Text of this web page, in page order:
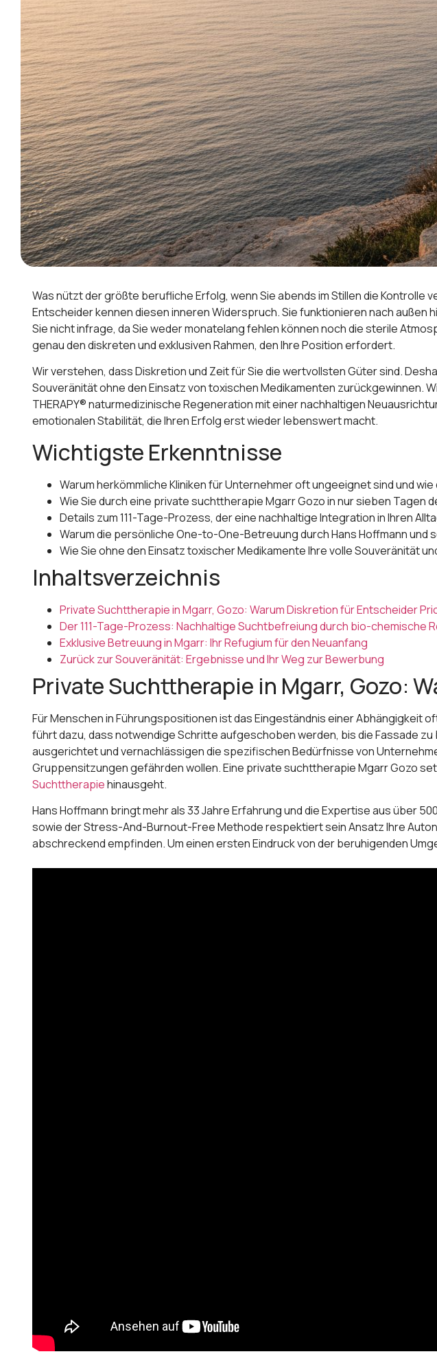
Was nützt der größte berufliche Erfolg, wenn Sie abends im Stillen die Kontrolle
Entscheider kennen diesen inneren Widerspruch. Sie funktionieren nach außen
Sie nicht infrage, da Sie weder monatelang fehlen können noch die sterile
genau den diskreten und exklusiven Rahmen, den Ihre Position erfordert.
Wir verstehen, dass Diskretion und Zeit für Sie die wertvollsten Güter sind.
Souveränität ohne den Einsatz von toxischen Medikamenten zurückgewinnen.
THERAPY® naturmedizinische Regeneration mit einer nachhaltigen
emotionalen Stabilität, die Ihren Erfolg erst wieder lebenswert macht.
Wichtigste Erkenntnisse
Warum herkömmliche Kliniken für Unternehmer oft ungeeignet sind und
Wie Sie durch eine private suchttherapie Mgarr Gozo in nur sieben
Details zum 111-Tage-Prozess, der eine nachhaltige Integration in Ihren
Warum die persönliche One-to-One-Betreuung durch Hans Hoffmann
Wie Sie ohne den Einsatz toxischer Medikamente Ihre volle Souveränität
Inhaltsverzeichnis
Private Suchttherapie in Mgarr, Gozo: Warum Diskretion für Entscheider
Der 111-Tage-Prozess: Nachhaltige Suchtbefreiung durch bio-chemische
Exklusive Betreuung in Mgarr: Ihr Refugium für den Neuanfang
Zurück zur Souveränität: Ergebnisse und Ihr Weg zur Bewerbung
Private Suchttherapie in Mgarr, Gozo:
Für Menschen in Führungspositionen ist das Eingeständnis einer Abhängigkeit
führt dazu, dass notwendige Schritte aufgeschoben werden, bis die Fassade
ausgerichtet und vernachlässigen die spezifischen Bedürfnisse von
Gruppensitzungen gefährden wollen. Eine private suchttherapie Mgarr Gozo
Suchttherapiehinausgeht.
Hans Hoffmann bringt mehr als 33 Jahre Erfahrung und die Expertise aus über
sowie der Stress-And-Burnout-Free Methode respektiert sein Ansatz Ihre
abschreckend empfinden. Um einen ersten Eindruck von der beruhigenden